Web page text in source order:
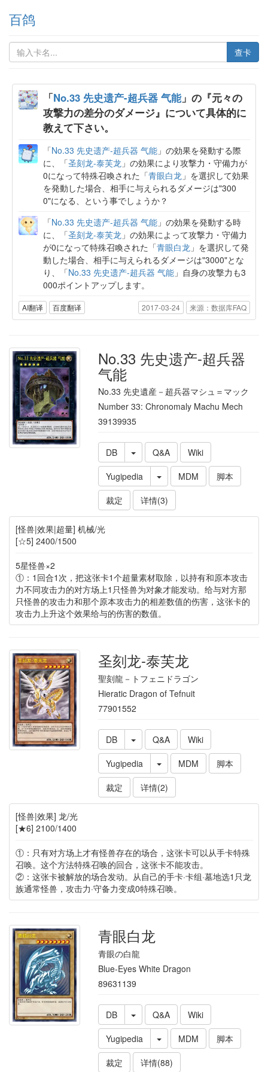
百鸽
查卡
「No.33 先史遗产-超兵器 气能」の『元々の
攻撃力の差分のダメージ』について具体的に
教えて下さい。
「No.33 先史遗产-超兵器 气能 」の効果を発動する際
に、「圣刻龙-泰芙龙 」の効果により攻撃力・守備力が
0になって特殊召喚された「青眼白龙 」を選択して効果
を発動した場合、相手に与えられるダメージは"300
0"になる、という事でしょうか？
「No.33 先史遗产-超兵器 气能 」の効果を発動する時
に、「圣刻龙-泰芙龙 」の効果によって攻撃力・守備力
が0になって特殊召喚された「青眼白龙 」を選択して発
動した場合、相手に与えられるダメージは"3000"とな
り、「No.33 先史遗产-超兵器 气能 」自身の攻撃力も3
000ポイントアップします。
AI翻译 百度翻译 2017-03-24 来源：数据库FAQ
No.33 先史遗产-超兵器
气能
No.33 先史遺産－超兵器マシュ＝マック
Number 33: Chronomaly Machu Mech
39139935
DB Q&A
Wiki
Yugipedia
MDM
脚本
裁定
详情(3)
[怪兽|效果|超量] 机械/光
[☆5] 2400/1500
5星怪兽×2
①：1回合1次，把这张卡1个超量素材取除，以持有和原本攻击
力不同攻击力的对方场上1只怪兽为对象才能发动。给与对方那
只怪兽的攻击力和那个原本攻击力的相差数值的伤害，这张卡的
攻击力上升这个效果给与的伤害的数值。
圣刻龙-泰芙龙
聖刻龍－トフェニドラゴン
Hieratic Dragon of Tefnuit
77901552
DB Q&A
Wiki
Yugipedia
MDM
脚本
裁定
详情(2)
[怪兽|效果] 龙/光
[★6] 2100/1400
①：只有对方场上才有怪兽存在的场合，这张卡可以从手卡特殊
召唤。这个方法特殊召唤的回合，这张卡不能攻击。
②：这张卡被解放的场合发动。从自己的手卡·卡组·墓地选1只龙
族通常怪兽，攻击力·守备力变成0特殊召唤。
青眼白龙
青眼の白龍
Blue-Eyes White Dragon
89631139
DB Q&A
Wiki
Yugipedia
MDM
脚本
裁定
详情(88)